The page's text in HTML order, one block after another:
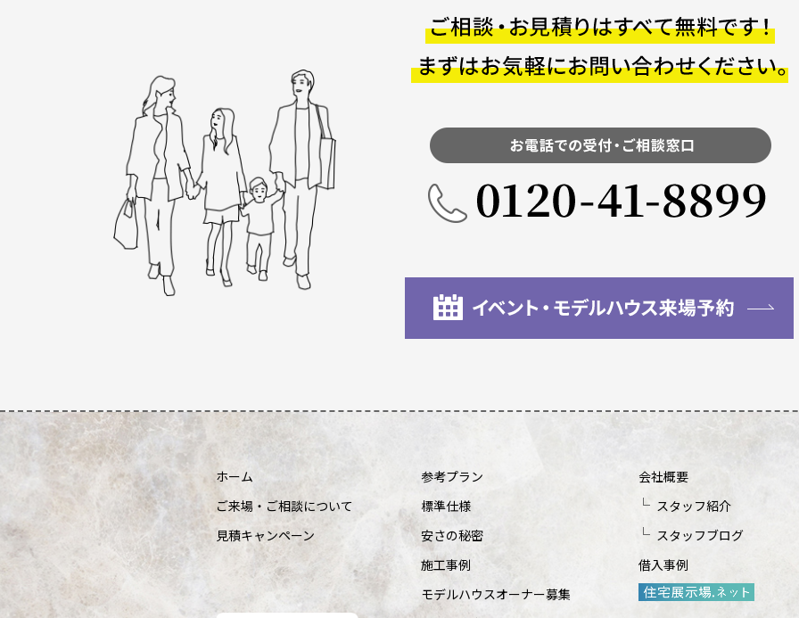
ホーム
ご来場・ご相談について
見積キャンペーン
参考プラン
標準仕様
安さの秘密
施工事例
モデルハウスオーナー募集
会社概要
スタッフ紹介
スタッフブログ
借入事例